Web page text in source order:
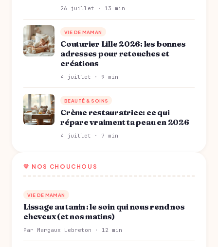
26 juillet · 13 min
VIE DE MAMAN
Couturier Lille 2026: les bonnes
adresses pour retouches et
créations
4 juillet · 9 min
BEAUTÉ & SOINS
Crème restauratrice: ce qui
répare vraiment ta peau en 2026
4 juillet · 7 min
💛 NOS CHOUCHOUS
VIE DE MAMAN
Lissage au tanin : le soin qui nous rend nos
cheveux (et nos matins)
Par Margaux Lebreton · 12 min